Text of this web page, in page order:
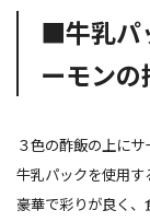
■牛乳パ
ーモン
３色の酢飯の上に
牛乳パックを使用す
豪華で彩りが良く